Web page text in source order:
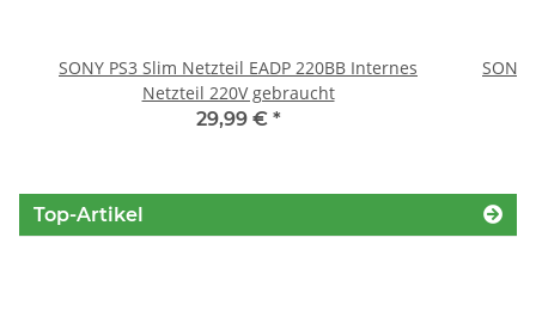
SONY PS3 Slim Netzteil EADP 220BB Internes
Netzteil 220V gebraucht
29,99 € *
Top-Artikel